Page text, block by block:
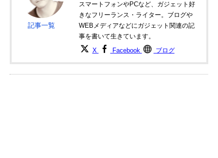
記事一覧
スマートフォンやPCなど、ガジェット好
きなフリーランス・ライター。ブログや
WEBメディアなどにガジェット関連の記
事を書いて生きています。
X Facebook ブログ